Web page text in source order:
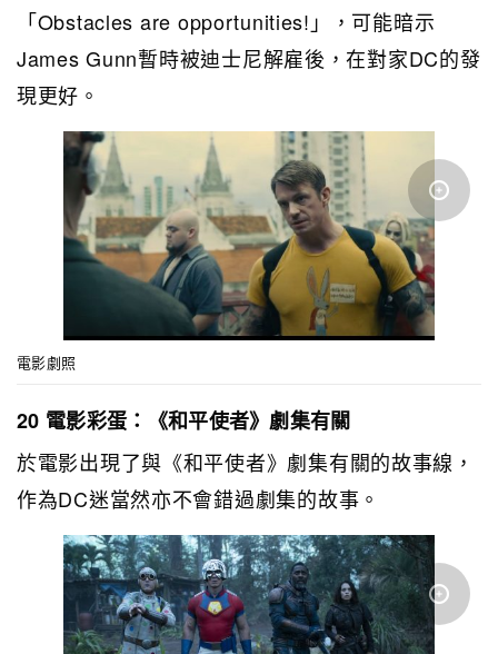
「Obstacles are opportunities!」，可能暗示
James Gunn暫時被迪士尼解雇後，在對家DC的發
現更好。
電影劇照
20 電影彩蛋：《和平使者》劇集有關
於電影出現了與《和平使者》劇集有關的故事線，
作為DC迷當然亦不會錯過劇集的故事。